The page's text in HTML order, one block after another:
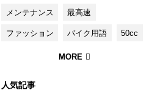
メンテナンス 最高速
ファッション バイク用語 50cc
人気記事